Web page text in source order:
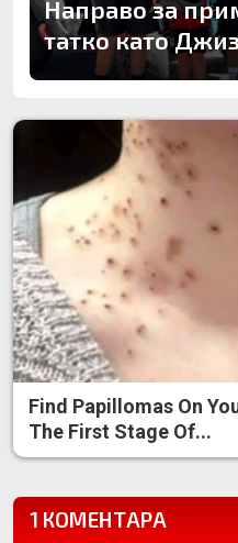
Направо за
татко като
Find Papillomas On
The First Stage Of...
1 КОМЕНТАРА